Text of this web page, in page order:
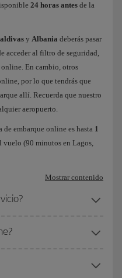
24 horas antes de la
y Albania deberás pasar
acceder al filtro de seguridad,
En cambio, otros
por lo que tendrás que
allí. Recuerda que nuestro
aeropuerto.
de embarque online es hasta 1
vuelo (90 minutos en Lagos,
Mostrar contenido